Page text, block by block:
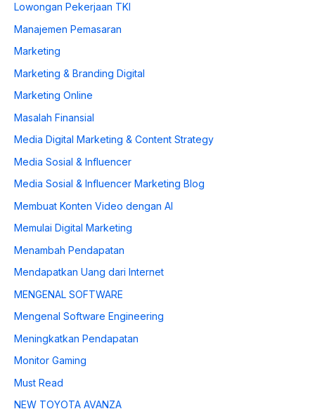
Lowongan Pekerjaan TKI
Manajemen Pemasaran
Marketing
Marketing & Branding Digital
Marketing Online
Masalah Finansial
Media Digital Marketing & Content Strategy
Media Sosial & Influencer
Media Sosial & Influencer Marketing Blog
Membuat Konten Video dengan AI
Memulai Digital Marketing
Menambah Pendapatan
Mendapatkan Uang dari Internet
MENGENAL SOFTWARE
Mengenal Software Engineering
Meningkatkan Pendapatan
Monitor Gaming
Must Read
NEW TOYOTA AVANZA